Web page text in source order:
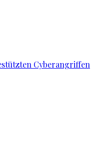
Cyberangriffen